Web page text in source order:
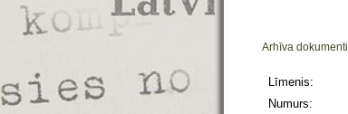
Arhīva dokumenti
Līmenis:
Numurs: